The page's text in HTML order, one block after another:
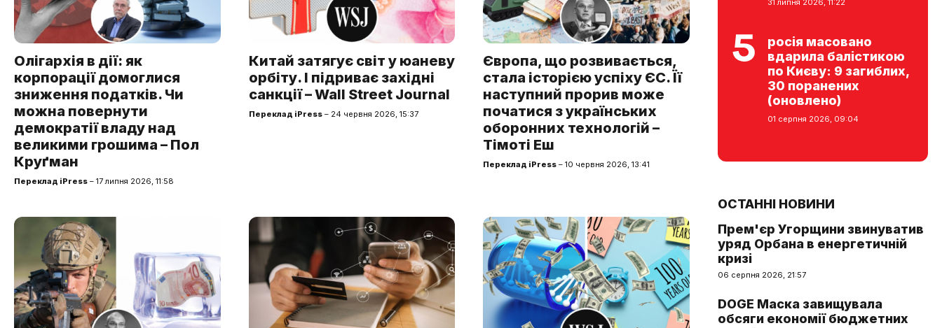
Олігархія в дії: як
корпорації домоглися
зниження податків. Чи
можна повернути
демократії владу над
великими грошима – Пол
Круґман
Переклад iPress – 17 липня 2026, 11:58
Китай затягує світ у юаневу
орбіту. І підриває західні
санкції – Wall Street Journal
Переклад iPress– 24 червня 2026, 15:37
Європа, що розвивається,
стала історією успіху ЄС. Її
наступний прорив може
початися з українських
оборонних технологій –
Тімоті Еш
Переклад iPress – 10 червня 2026, 13:41
31 липня 2026, 11:22
росія масовано
вдарила балістикою
по Києву: 9 загиблих,
30 поранених
(оновлено)
01 серпня 2026, 09:04
ОСТАННІ НОВИНИ
Прем'єр Угорщини звинуватив
уряд Орбана в енергетичній
кризі
06 серпня 2026, 21:57
DOGE Маска завищувала
обсяги економії бюджетних